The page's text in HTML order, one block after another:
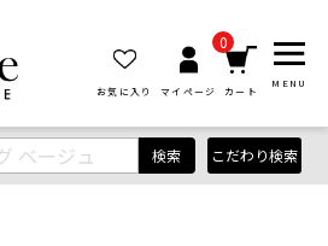
お気に入り マイページ
0
カート
MENU
検索 こだわり検索